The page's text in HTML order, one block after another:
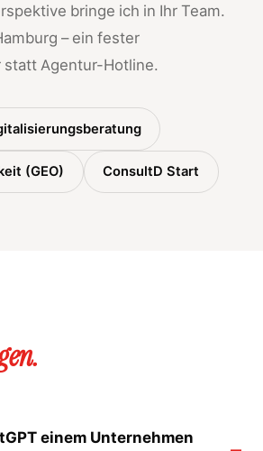
bringe ich in Ihr Team.
– ein fester
Agentur-Hotline.
(GEO) ConsultD Start
einem Unternehmen